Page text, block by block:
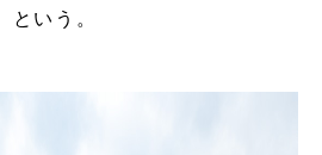
という。